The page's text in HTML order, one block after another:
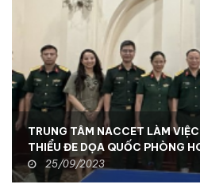
TRUNG TÂM NACCET LÀM
THIỂU ĐE DỌA QUỐC PHÒNG
25/09/2023